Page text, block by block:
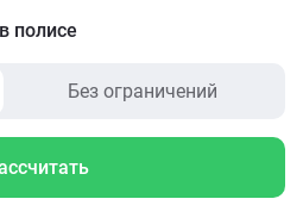
полисе
Без ограничений